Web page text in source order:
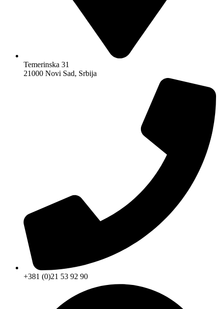
Temerinska 31
21000 Novi Sad, Srbija
+381 (0)21 53 92 90